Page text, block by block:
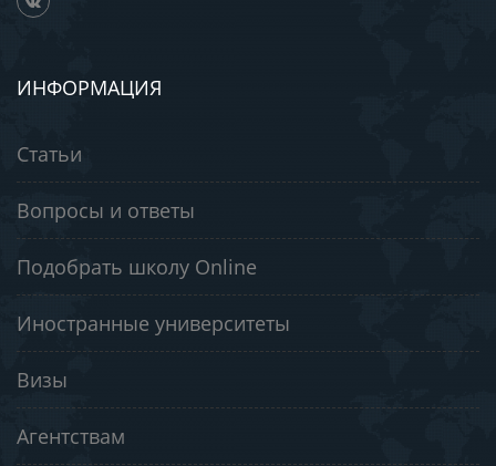
ИНФОРМАЦИЯ
Статьи
Вопросы и ответы
Подобрать школу Online
Иностранные университеты
Визы
Агентствам